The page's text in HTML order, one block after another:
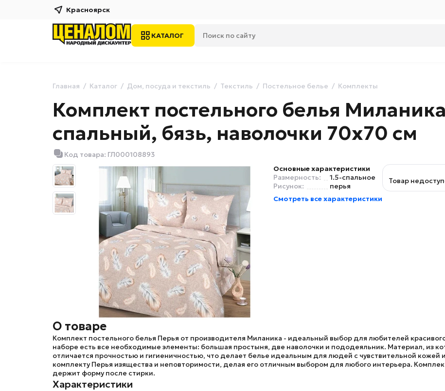
Красноярск
КАТАЛОГ
Главная Каталог Дом, посуда и текстиль Текстиль Постельное белье Комплекты
Комплект постельного белья
спальный, бязь, наволочки 70х70 см
Код товара: ГЛ000108893
Основные характеристики
Размерность:
1.5-спальное
Рисунок:
перья
Смотреть все характеристики
Товар
О товаре
Комплект постельного белья Перья от производителя Миланика - идеальный выбор для любителей
наборе есть все необходимые элементы: большая простыня, две наволочки и пододеяльник. Материал, из
отличается прочностью и гигиеничностью, что делает белье идеальным для людей с чувствительной кожей
комплектуПерья изящества и неповторимости, делая его отличным выбором для любого интерьера.
держит форму после стирки.
Характеристики